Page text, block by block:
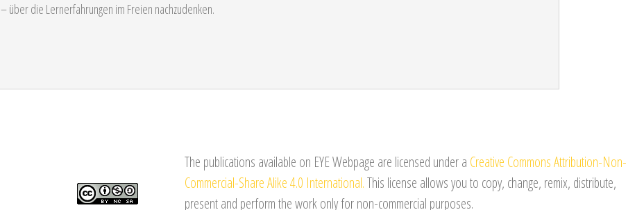
– über die Lernerfahrungen im Freien nachzudenken.
The publications available on EYE Webpage are licensed under a Creative Commons Attribution-Non-
Commercial-Share Alike 4.0 International.This license allows you to copy, change, remix, distribute,
present and perform the work only for non-commercial purposes.